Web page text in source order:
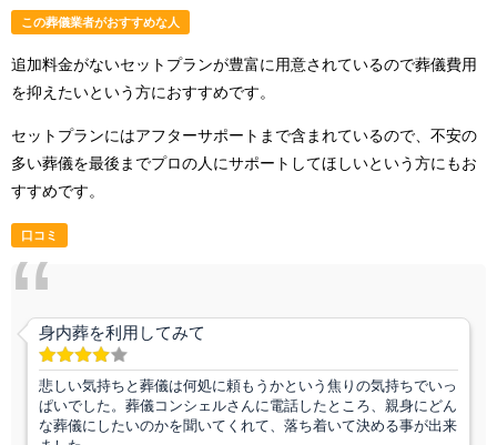
この葬儀業者がおすすめな人
追加料金がないセットプランが豊富に用意されているので葬儀費用
を抑えたいという方におすすめです。
セットプランにはアフターサポートまで含まれているので、不安の
多い葬儀を最後までプロの人にサポートしてほしいという方にもお
すすめです。
口コミ
身内葬を利用してみて
悲しい気持ちと葬儀は何処に頼もうかという焦りの気持ちでいっ
ぱいでした。葬儀コンシェルさんに電話したところ、親身にどん
な葬儀にしたいのかを聞いてくれて、落ち着いて決める事が出来